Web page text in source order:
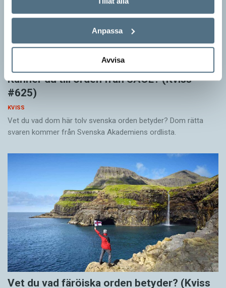
Anpassa
Avvisa
Känner du till orden från SAOL? (Kviss
#625)
KVISS
Vet du vad dom här tolv svenska orden betyder? Dom rätta
svaren kommer från Svenska Akademiens ordlista.
Vet du vad färöiska orden betyder? (Kviss